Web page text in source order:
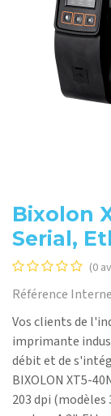
Bixolon
Serial,
(0
Référence
Vos clients de
imprimante
débit et de
BIXOLON XT5-
203 dpi